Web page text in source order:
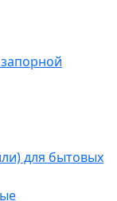
для бытовых